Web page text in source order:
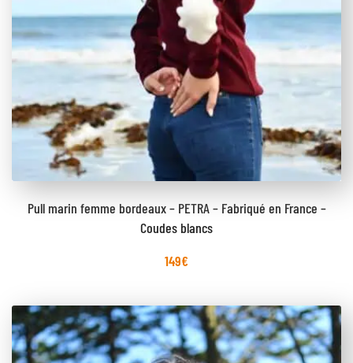
Pull marin femme bordeaux – PETRA – Fabriqué en France –
Coudes blancs
149€